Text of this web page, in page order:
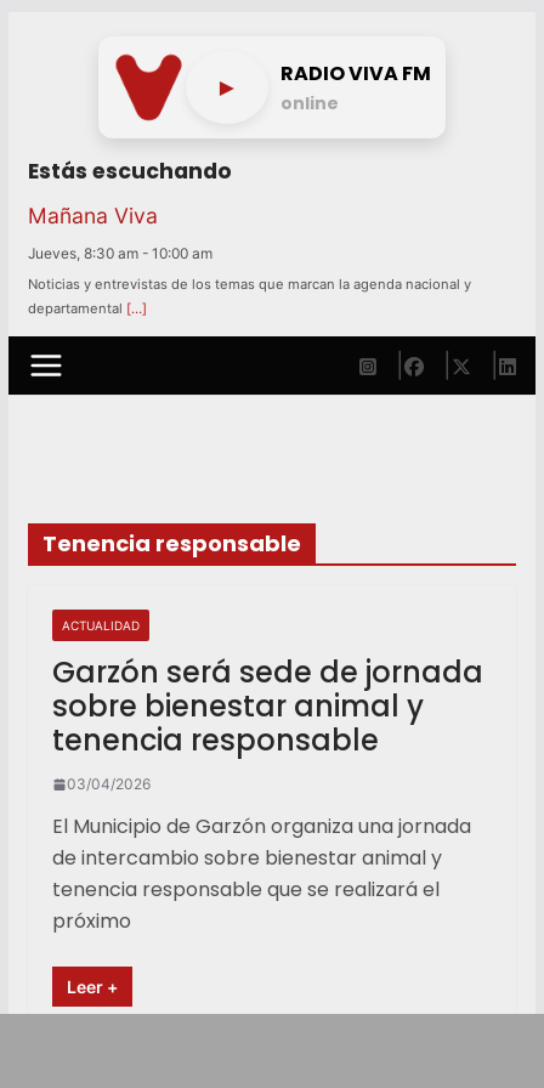
► RADIO VIVA FM
online
Estás escuchando
Mañana Viva
Jueves, 8:30 am - 10:00 am
Noticias y entrevistas de los temas que marcan la agenda nacional y
departamental […]
Tenencia responsable
ACTUALIDAD
Garzón será sede de jornada
sobre bienestar animal y
tenencia responsable
03/04/2026
El Municipio de Garzón organiza una jornada
de intercambio sobre bienestar animal y
tenencia responsable que se realizará el
próximo
Leer +